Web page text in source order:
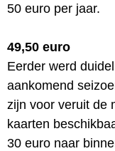
50 euro per jaar.
49,50 euro
Eerder werd
aankomend
zijn voor veruit de
kaarten
30 euro naar